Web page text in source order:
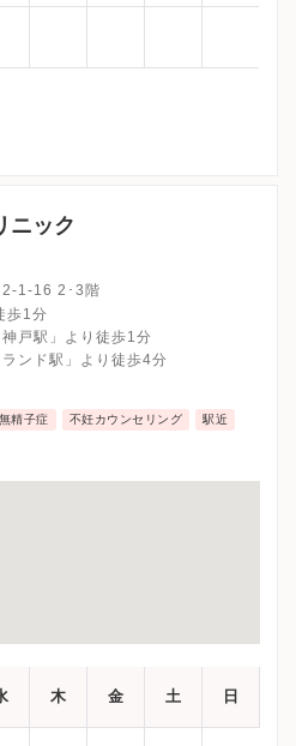
ニック
2-1-16 2･3階
歩1分
戸駅」より徒歩1分
ンド駅」より徒歩4分
精子症 不妊カウンセリング 駅近
木 金 土 日